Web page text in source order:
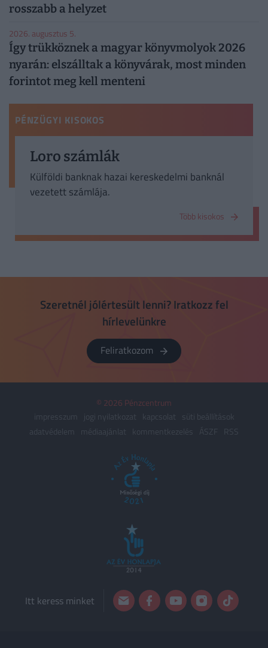
rosszabb a helyzet
2026. augusztus 5.
Így trükköznek a magyar könyvmolyok 2026
nyarán: elszálltak a könyvárak, most minden
forintot meg kell menteni
PÉNZÜGYI KISOKOS
Loro számlák
Külföldi banknak hazai kereskedelmi banknál
vezetett számlája.
Több kisokos
Szeretnél jólértesült lenni? Iratkozz fel
hírlevelünkre
Feliratkozom
© 2026 Pénzcentrum
impresszum
jogi nyilatkozat kapcsolat
süti beállítások
adatvédelem
médiaajánlat kommentkezelés ÁSZF RSS
Itt keress minket